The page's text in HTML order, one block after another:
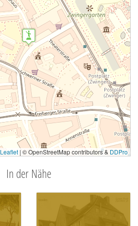
Leaflet | © OpenStreetMap contributors & DDPro
In der Nähe